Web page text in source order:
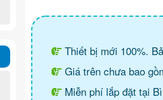
Thiết bị mới 100%.
Giá trên chưa bao
Miễn phí lắp đặt tại